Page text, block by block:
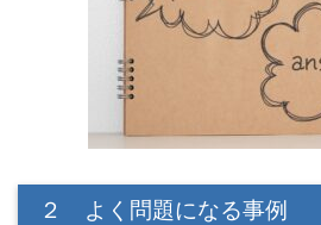
２ よく問題になる事例